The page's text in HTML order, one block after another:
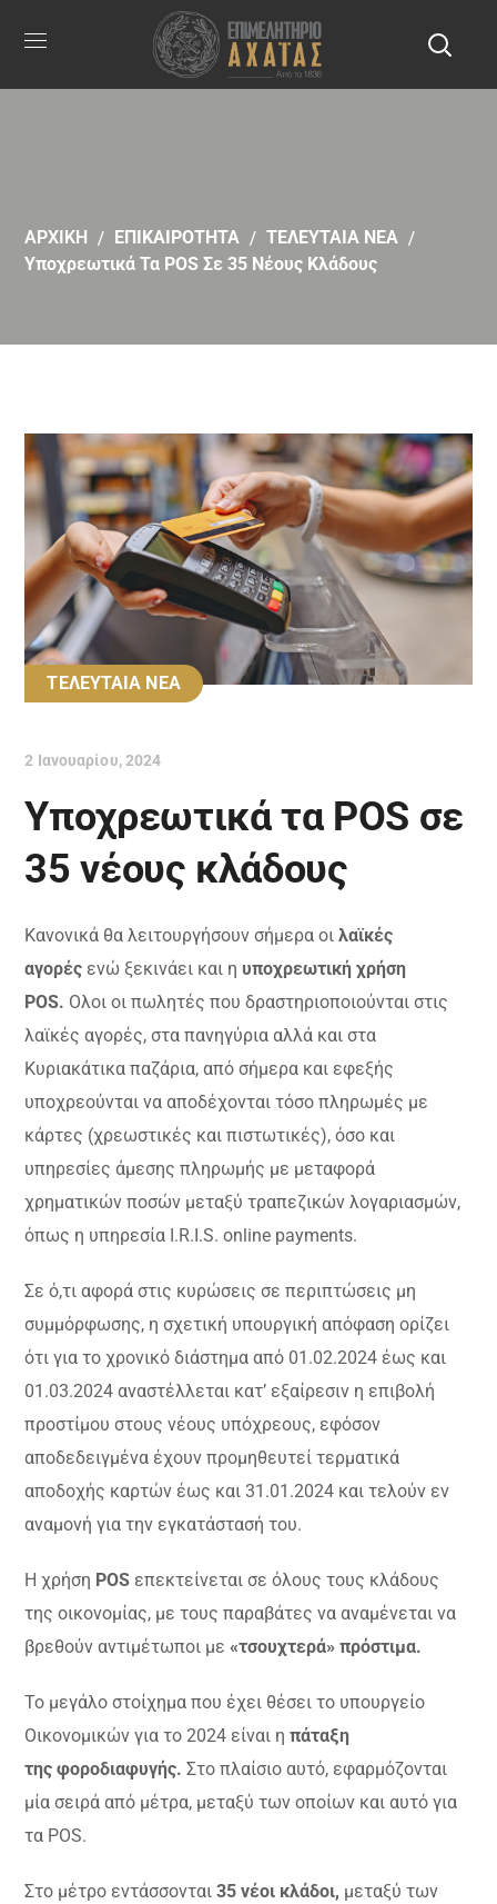
ΑΡΧΙΚΗ ΕΠΙΚΑΙΡΟΤΗΤΑ
ΤΕΛΕΥΤΑΙΑ ΝΕΑ
Υποχρεωτικά Τα POS Σε 35 Νέους Κλάδους
ΤΕΛΕΥΤΑΙΑ ΝΕΑ
2 Ιανουαρίου, 2024
Υποχρεωτικά τα POS σε
35 νέους κλάδους
Κανονικά θα λειτουργήσουν σήμερα οι λαϊκές
αγορές ενώ ξεκινάει και η υποχρεωτική χρήση
POS. Ολοι οι πωλητές που δραστηριοποιούνται στις
λαϊκές αγορές, στα πανηγύρια αλλά και στα
Κυριακάτικα παζάρια, από σήμερα και εφεξής
υποχρεούνται να αποδέχονται τόσο πληρωμές με
κάρτες (χρεωστικές και πιστωτικές), όσο και
υπηρεσίες άμεσης πληρωμής με μεταφορά
χρηματικών ποσών μεταξύ τραπεζικών λογαριασμών,
όπως η υπηρεσία I.R.I.S. online payments.
Σε ό,τι αφορά στις κυρώσεις σε περιπτώσεις μη
συμμόρφωσης, η σχετική υπουργική απόφαση ορίζει
ότι για το χρονικό διάστημα από 01.02.2024 έως και
01.03.2024 αναστέλλεται κατ’ εξαίρεσιν η επιβολή
προστίμου στους νέους υπόχρεους, εφόσον
αποδεδειγμένα έχουν προμηθευτεί τερματικά
αποδοχής καρτών έως και 31.01.2024 και τελούν εν
αναμονή για την εγκατάστασή του.
Η χρήση POS επεκτείνεται σε όλους τους κλάδους
της οικονομίας, με τους παραβάτες να αναμένεται να
βρεθούν αντιμέτωποι με«τσουχτερά» πρόστιμα.
Το μεγάλο στοίχημα που έχει θέσει το υπουργείο
Οικονομικών για το 2024 είναι ηπάταξη
της φοροδιαφυγής. Στο πλαίσιο αυτό, εφαρμόζονται
μία σειρά από μέτρα, μεταξύ των οποίων και αυτό για
τα POS.
Στο μέτρο εντάσσονται 35 νέοι κλάδοι, μεταξύ των